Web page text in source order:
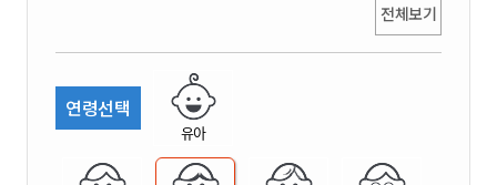
전체보기
연령선택
유아